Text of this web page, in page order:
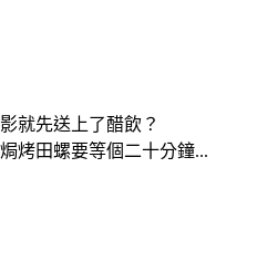
就先送上了醋飲？
烤田螺要等個二十分鐘...